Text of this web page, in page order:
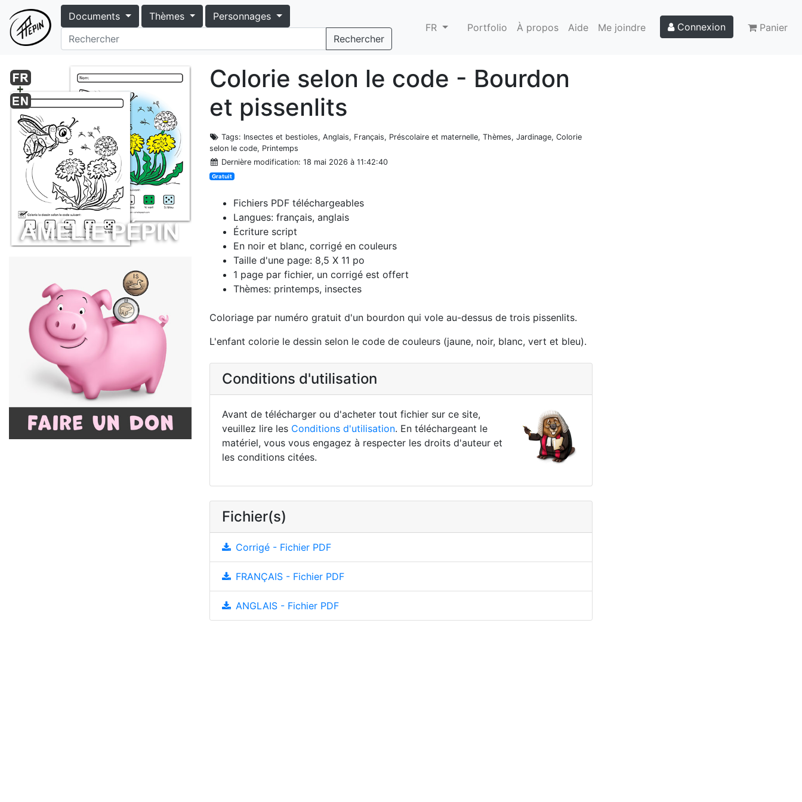
Documents Thèmes
Personnages
Rechercher
FR Portfolio À propos Aide Me joindre Connexion Panier
Colorie selon le code - Bourdon
et pissenlits
Tags: Insectes et bestioles, Anglais, Français, Préscolaire et maternelle, Thèmes, Jardinage, Colorie
selon le code, Printemps
Dernière modification: 18 mai 2026 à 11:42:40
Gratuit
Fichiers PDF téléchargeables
Langues: français, anglais
Écriture script
En noir et blanc, corrigé en couleurs
Taille d'une page: 8,5 X 11 po
1 page par fichier, un corrigé est offert
Thèmes: printemps, insectes
Coloriage par numéro gratuit d'un bourdon qui vole au-dessus de trois pissenlits.
L'enfant colorie le dessin selon le code de couleurs (jaune, noir, blanc, vert et bleu).
Conditions d'utilisation
Avant de télécharger ou d'acheter tout fichier sur ce site,
veuillez lire les Conditions d'utilisation. En téléchargeant le
matériel, vous vous engagez à respecter les droits d'auteur et
les conditions citées.
Fichier(s)
Corrigé - Fichier PDF
FRANÇAIS - Fichier PDF
ANGLAIS - Fichier PDF